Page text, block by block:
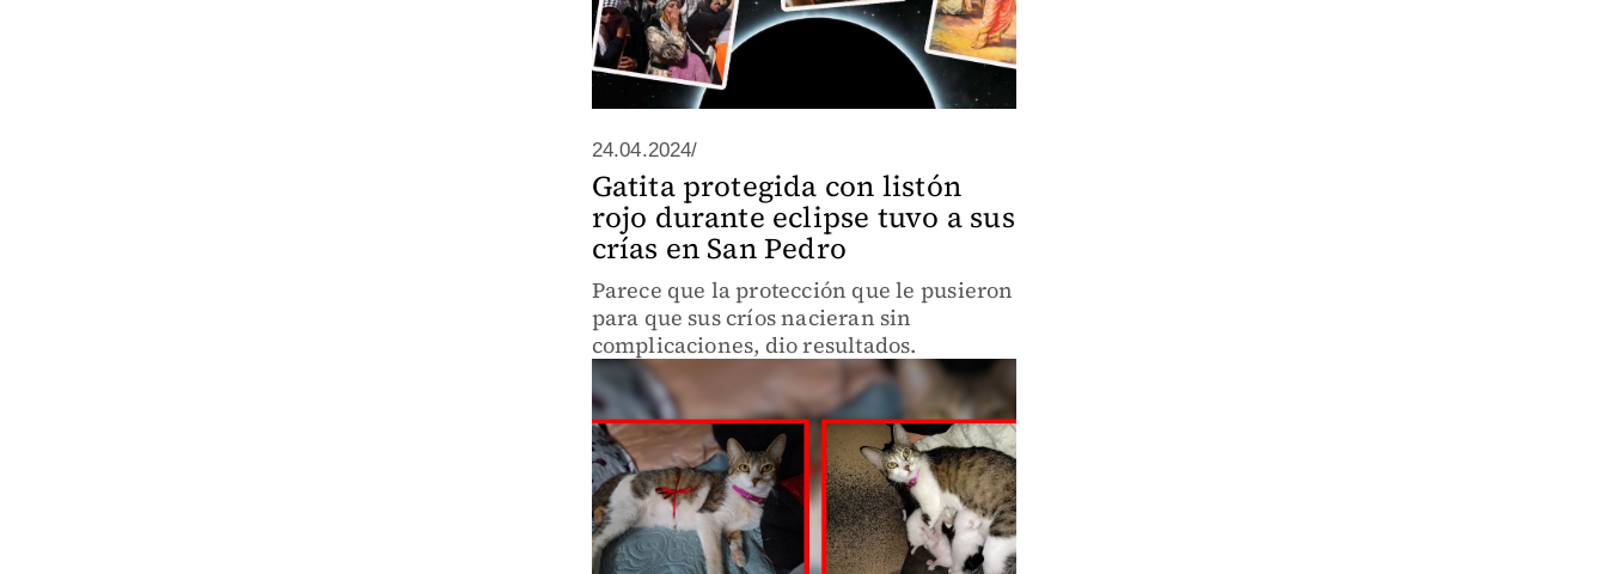
24.04.2024/
Gatita protegida con listón
rojo durante eclipse tuvo a sus
crías en San Pedro
Parece que la protección que le pusieron
para que sus críos nacieran sin
complicaciones, dio resultados.